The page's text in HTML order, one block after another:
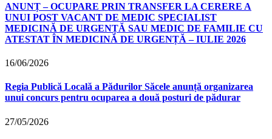
ANUNȚ – OCUPARE PRIN TRANSFER LA CERERE A
UNUI POST VACANT DE MEDIC SPECIALIST
MEDICINĂ DE URGENȚĂ SAU MEDIC DE FAMILIE CU
ATESTAT ÎN MEDICINĂ DE URGENȚĂ – IULIE 2026
16/06/2026
Regia Publică Locală a Pădurilor Săcele anunță organizarea
unui concurs pentru ocuparea a două posturi de pădurar
27/05/2026